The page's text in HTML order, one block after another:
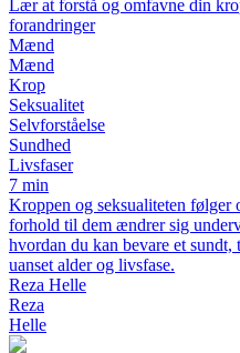
Lær at forstå og omfavne din
forandringer
Mænd
Mænd
Krop
Seksualitet
Selvforståelse
Sundhed
Livsfaser
7 min
Kroppen og seksualiteten følger
forhold til dem ændrer sig
hvordan du kan bevare et
uanset alder og livsfase.
Reza Helle
Reza
Helle